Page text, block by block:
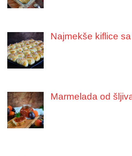
Najmekše kiflice
Marmelada od